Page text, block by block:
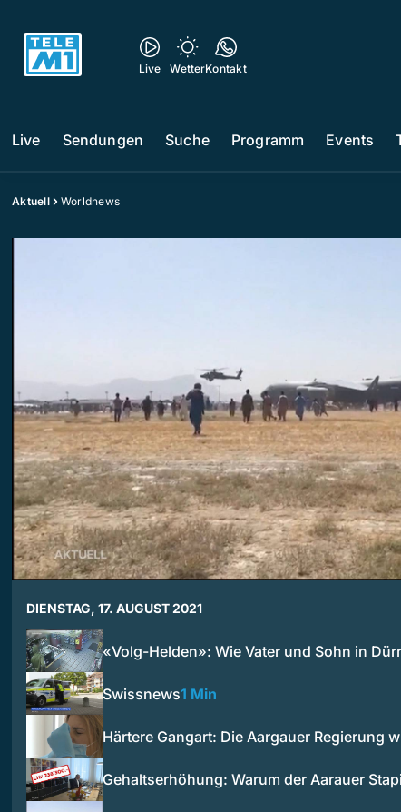
Live WetterKontakt
Live Sendungen Suche Programm Events
Aktuell Worldnews
DIENSTAG, 17. AUGUST 2021
«Volg-Helden»: Wie Vater und Sohn in
Swissnews1 Min
Härtere Gangart: Die Aargauer Regierung
Gehaltserhöhung: Warum der Aarauer